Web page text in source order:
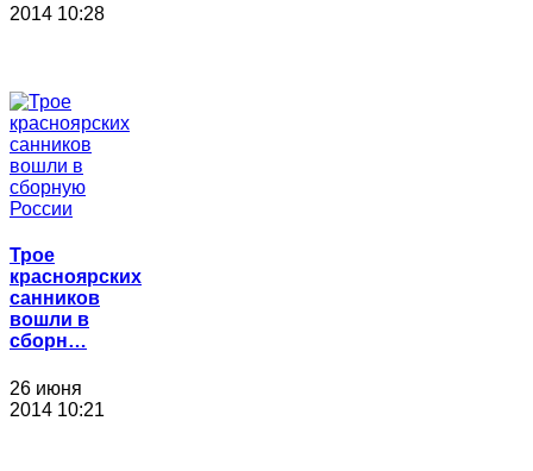
2014 10:28
Трое
красноярских
санников
вошли в
сборн…
26 июня
2014 10:21